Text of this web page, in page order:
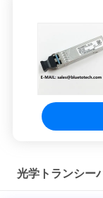
光学トランシー